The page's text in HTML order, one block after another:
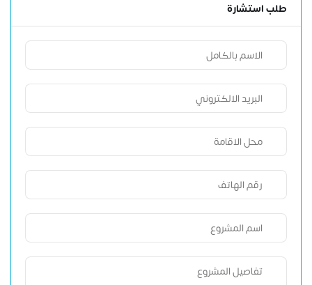
طلب استشارة